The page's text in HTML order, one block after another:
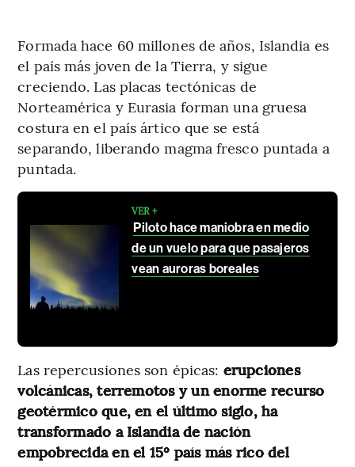
Formada hace 60 millones de años, Islandia es
el país más joven de la Tierra, y sigue
creciendo. Las placas tectónicas de
Norteamérica y Eurasia forman una gruesa
costura en el país ártico que se está
separando, liberando magma fresco puntada a
puntada.
VER +
Piloto hace maniobra en medio
de un vuelo para que pasajeros
vean auroras boreales
Las repercusiones son épicas: erupciones
volcánicas, terremotos y un enorme recurso
geotérmico que, en el último siglo, ha
transformado a Islandia de nación
empobrecida en el 15º país más rico del